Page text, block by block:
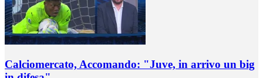
Calciomercato, Accomando: "Juve, in arrivo un big